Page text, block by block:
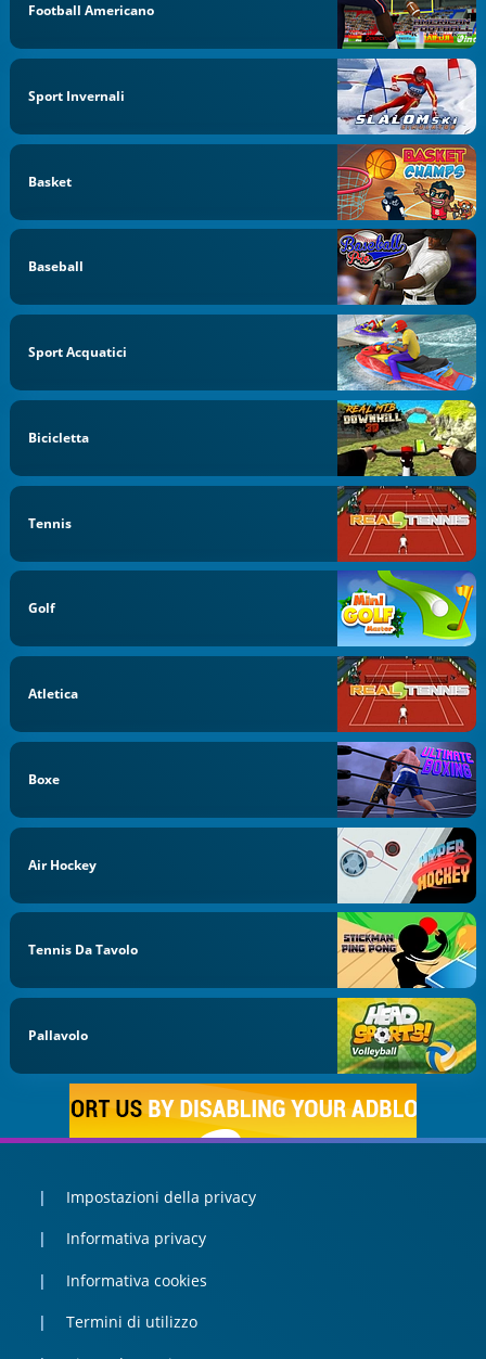
Football Americano
Sport Invernali
Basket
Baseball
Sport Acquatici
Bicicletta
Tennis
Golf
Atletica
Boxe
Air Hockey
Tennis Da Tavolo
Pallavolo
Impostazioni della privacy
Informativa privacy
Informativa cookies
Termini di utilizzo